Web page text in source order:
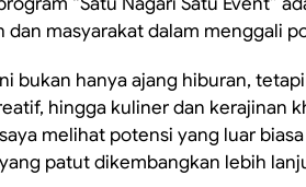
dan masyarakat dalam menggali
bukan hanya ajang hiburan,
hingga kuliner dan kerajinan
melihat potensi yang luar
patut dikembangkan lebih